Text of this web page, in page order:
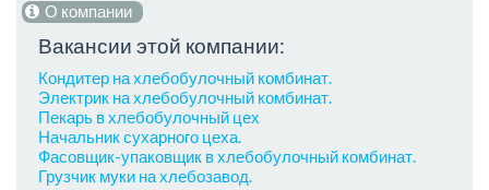
О компании
Вакансии этой компании:
Кондитер на хлебобулочный комбинат.
Электрик на хлебобулочный комбинат.
Пекарь в хлебобулочный цех
Начальник сухарного цеха.
Фасовщик-упаковщик в хлебобулочный комбинат.
Грузчик муки на хлебозавод.